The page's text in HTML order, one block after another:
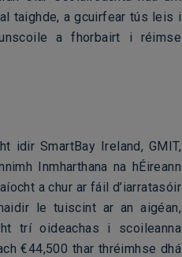
taighde, a gcuirfear tús leis i
a fhorbairt i réimse
idir SmartBay Ireland, GMIT,
Inmharthana na hÉireann
a chur ar fáil d’iarratasóir
le tuiscint ar an aigéan,
trí oideachas i scoileanna
€44,500 thar thréimhse dhá